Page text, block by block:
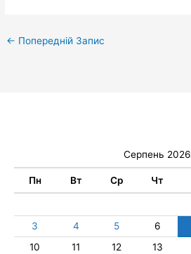
← Попередній Запис
Серпень 2026
Пн Вт Ср Чт
3
4 5 6
10
11 12 13